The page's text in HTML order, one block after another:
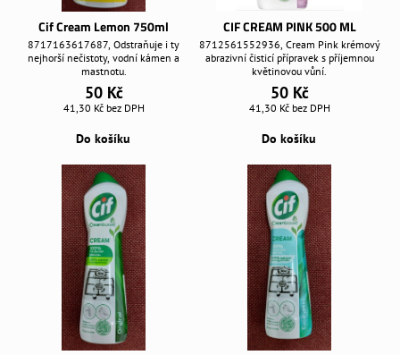
Cif Cream Lemon 750ml
8717163617687, Odstraňuje i ty
nejhorší nečistoty, vodní kámen a
mastnotu.
50 Kč
41,30 Kč bez DPH
Do košíku
CIF CREAM PINK 500 ML
8712561552936, Cream Pink krémový
abrazivní čisticí přípravek s příjemnou
květinovou vůní.
50 Kč
41,30 Kč bez DPH
Do košíku